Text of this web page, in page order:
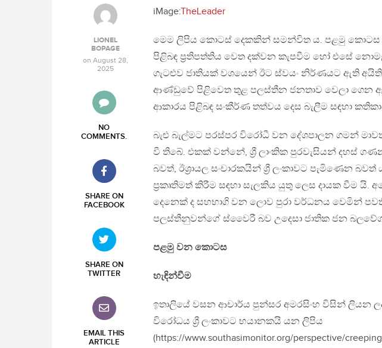
LIONEL
BOPAGE
on August 28,
2025
NO
COMMENTS.
SHARE ON
FACEBOOK
SHARE ON
TWITTER
EMAIL THIS
ARTICLE
iMage:TheLeader
මෙම ලිපිය කොටස් දෙකකින් සමන්විත ය. පළමු
පිළිබඳ ප්‍රතිපත්තිය වෙත දක්වන කැපවීම හෝ එසේ
ගැට‍ළුව ජාතියක් වශයෙන් ඊට ස්වයං නිර්ණයට ඇති
ආණ්ඩුවේ පිළිවෙත තුළ පලස්තීන ජනතාව වෙලා ගෙන
ආකාරය පිළිබඳ සංකීර්ණ තත්වය දෙස බැලීම සඳහා
බැළු බැල්මට පරස්පර විරෝධී වන දේශපාලන ගමන්
වී තිබේ. එකක් වන්නේ, ශ්‍රී ලාංකික පුරවැසියන් දහස්
බවත්, ඊශ්‍රායල සංචාරකයින් ශ්‍රී ලංකාවට පැමිණෙන
ප්‍රකෘතිමත් කිරීම සඳහා සැලකිය යුතු ලෙස දායක වීම යි.
දෙනෙක් ද සහභාගි වන ලොව පුරා වර්ධනය වෙමින්
පලස්තීනුවන්ගේ ස්වෛරී බව උදෙසා ජාතික ජන
පළමු වන කොටස
හැඳින්වීම
ඉතාලියේ වසන ආචාර්ය පුන්සර අමරසිංහ විසින් ලියන
විරෝධය ශ්‍රී ලංකාවට භයානකයි යන ලිපිය
(https://www.southasimonitor.org/perspective/